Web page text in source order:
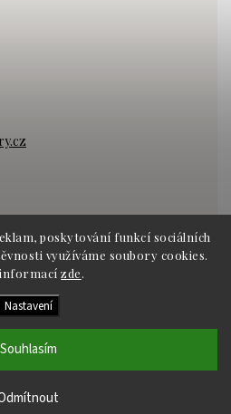
poskytování funkcí sociálních
využíváme soubory cookies.
informacízde.
Nastavení
Souhlasím
Všechna práva vyhrazena.
Shoptet Shoptak